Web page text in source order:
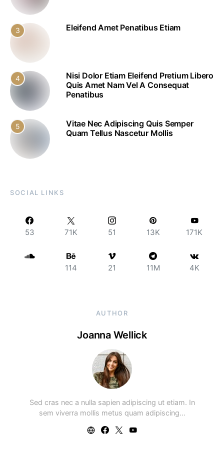
3 Eleifend Amet Penatibus Etiam
4
Nisi Dolor Etiam Eleifend Pretium Libero
Quis Amet Nam Vel A Consequat
Penatibus
5
Vitae Nec Adipiscing Quis Semper
Quam Tellus Nascetur Mollis
SOCIAL LINKS
53 71K 51 13K 171K
114 21 11M 4K
AUTHOR
Joanna Wellick
Sed cras nec a nulla sapien adipiscing ut etiam. In
sem viverra mollis metus quam adipiscing…